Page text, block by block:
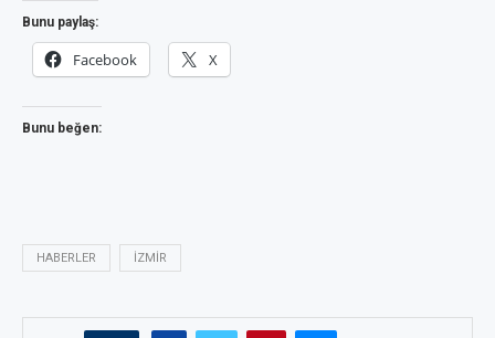
Bunu paylaş:
Facebook X
Bunu beğen:
HABERLER IZMIR